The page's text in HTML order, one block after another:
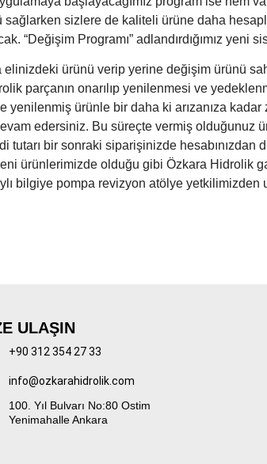
sizlere de kaliteli ürüne daha
“Değişim Programı” adlandırdığımız yeni
elinizdeki ürünü verip yerine değişim ürünü
parçanın onarılıp yenilenmesi ve
yenilenmiş ürünle bir daha ki arızanıza kadar
edersiniz. Bu süreçte vermiş olduğunuz
tutarı bir sonraki siparişinizde hesabınızdan
ürünlerimizde olduğu gibi Özkara Hidrolik
bilgiye pompa revizyon atölye yetkilimizden
ULAŞIN
+90 312 354 27 33
info@ozkarahidrolik.com
100. Yıl Bulvarı No:80 Ostim
Yenimahalle Ankara